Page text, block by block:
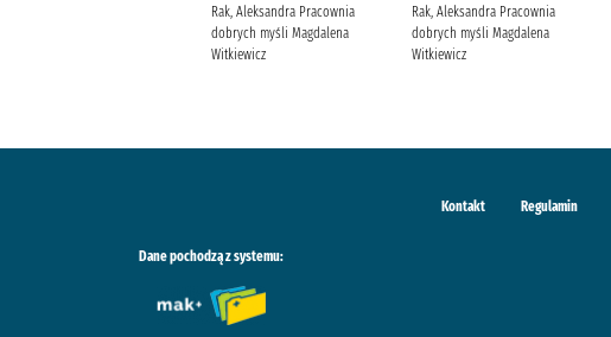
Rak, Aleksandra Pracownia
dobrych myśli Magdalena
Witkiewicz
Rak, Aleksandra Pracownia
dobrych myśli Magdalena
Witkiewicz
Kontakt Regulamin
Dane pochodzą z systemu: